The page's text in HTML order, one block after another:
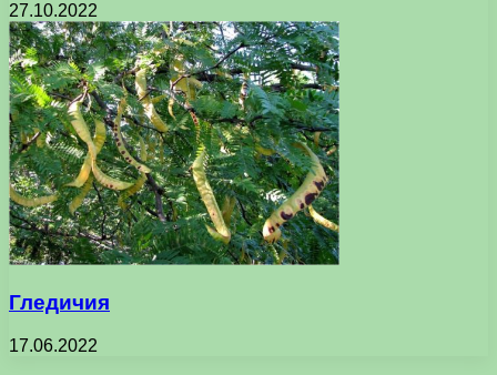
27.10.2022
Гледичия
17.06.2022